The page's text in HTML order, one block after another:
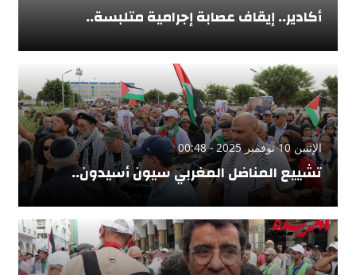
أكادير.. إيقاف عصابة إجرامية متلبسة..
الإثنين 10 نوفمبر 2025 - 00:48
تشييع المناضل المغربي سيون أسيدون..